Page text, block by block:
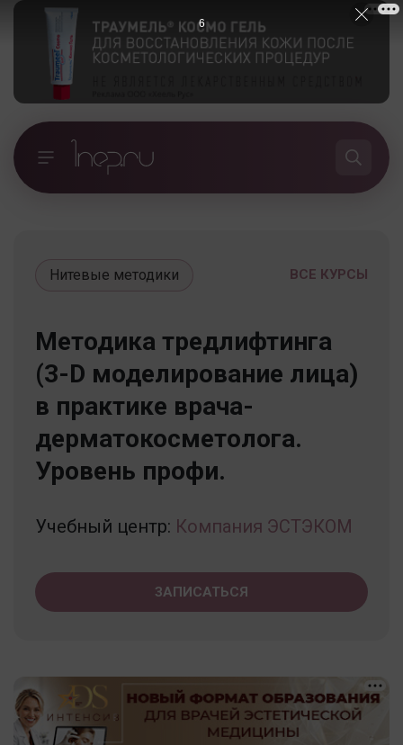
ВСЕ КУРСЫ
Нитевые методики
Методика тредлифтинга
(3-D моделирование лица)
в практике врача-
дерматокосметолога.
Уровень профи.
Учебный центр: Компания ЭСТЭКОМ
ЗАПИСАТЬСЯ
5